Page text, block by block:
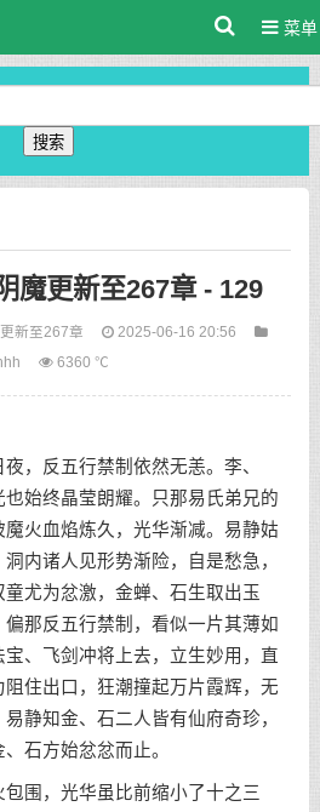
菜单
搜索
魔更新至267章 - 129
新至267章
2025-06-16 20:56
6360 ℃
反五行禁制依然无恙。李、
始终晶莹朗耀。只那易氏弟兄的
火血焰炼久，光华渐减。易静姑
内诸人见形势渐险，自是愁急，
尤为忿激，金蝉、石生取出玉
那反五行禁制，看似一片其薄如
、飞剑冲将上去，立生妙用，直
住出口，狂潮撞起万片霞辉，无
静知金、石二人皆有仙府奇珍，
石方始忿忿而止。
围，光华虽比前缩小了十之三